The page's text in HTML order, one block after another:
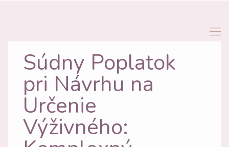
Súdny Poplatok
pri Návrhu na
Určenie
Výživného: